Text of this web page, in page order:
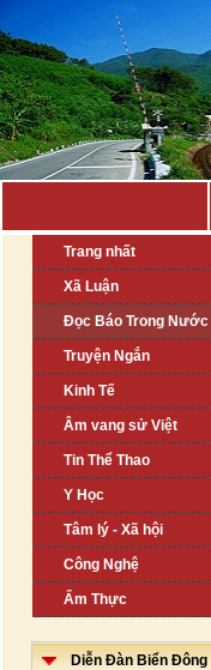
Trang nhất
Xã Luận
Đọc Báo Trong Nước
Truyện Ngắn
Kinh Tế
Âm vang sử Việt
Tin Thể Thao
Y Học
Tâm lý - Xã hội
Công Nghệ
Ẩm Thực
Diễn Đàn Biển Đông